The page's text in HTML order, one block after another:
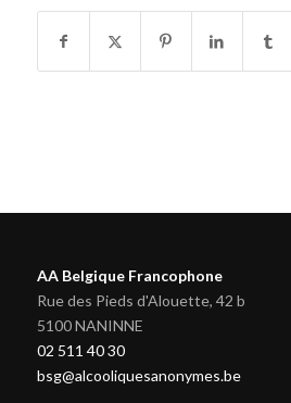
AA Belgique Francophone
Rue des Pieds d'Alouette, 42 b
5100 NANINNE
02 511 40 30
bsg@alcooliquesanonymes.be